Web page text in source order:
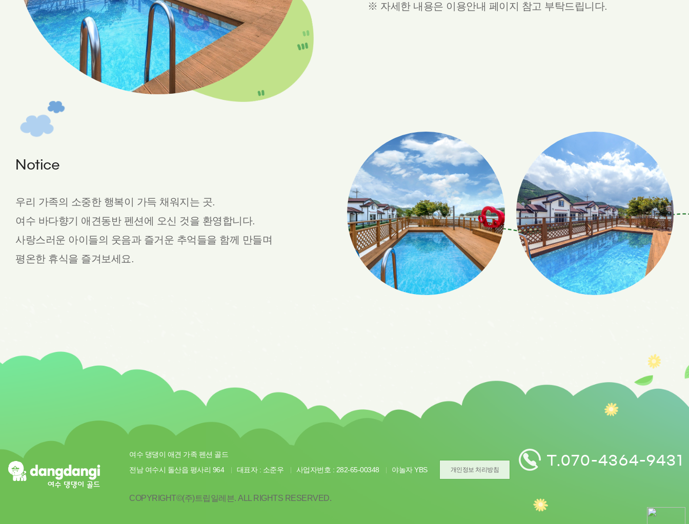
※ 자세한 내용은 이용안내 페이지 참고 부탁드립니다.
Notice
우리 가족의 소중한 행복이 가득 채워지는 곳.
여수 바다향기 애견동반 펜션에 오신 것을 환영합니다.
사랑스러운 아이들의 웃음과 즐거운 추억들을 함께 만들며
평온한 휴식을 즐겨보세요.
여수 댕댕이 애견 가족 펜션 골드
전남 여수시 돌산읍 평사리 964
대표자 : 소준우 사업자번호 : 282-65-00348 야놀자 YBS 개인정보 처리방침
COPYRIGHT©(주)트립일레븐. ALL RIGHTS RESERVED.
T.070-4364-9431